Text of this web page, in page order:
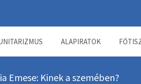
ALAPIRATOK
Emese: Kinek a szemében?